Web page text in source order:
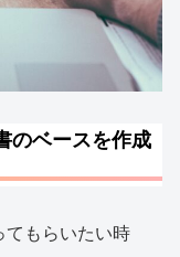
のベースを作成
てもらいたい時